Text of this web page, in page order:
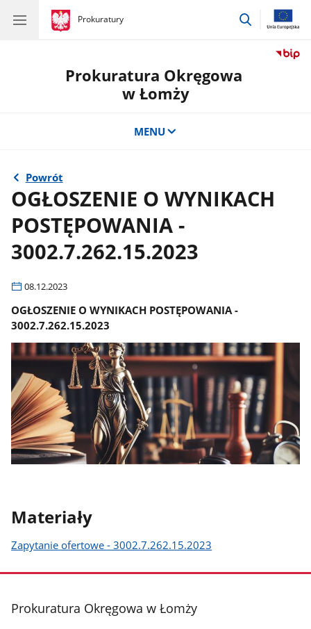
gov.pl
Prokuratury
gov.pl
Prokuratury
przejdź
Prokuratura Okręgowa
w Łomży
MENU
Powrót
OGŁOSZENIE O WYNIKACH
POSTĘPOWANIA -
3002.7.262.15.2023
08.12.2023
OGŁOSZENIE O WYNIKACH POSTĘPOWANIA -
3002.7.262.15.2023
Materiały
Zapytanie ofertowe - 3002.7.262.15.2023
stopka
Prokuratura Okręgowa w Łomży